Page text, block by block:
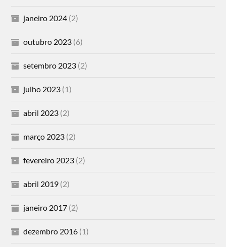
janeiro 2024 (2)
outubro 2023 (6)
setembro 2023 (2)
julho 2023 (1)
abril 2023 (2)
março 2023 (2)
fevereiro 2023 (2)
abril 2019 (2)
janeiro 2017 (2)
dezembro 2016 (1)